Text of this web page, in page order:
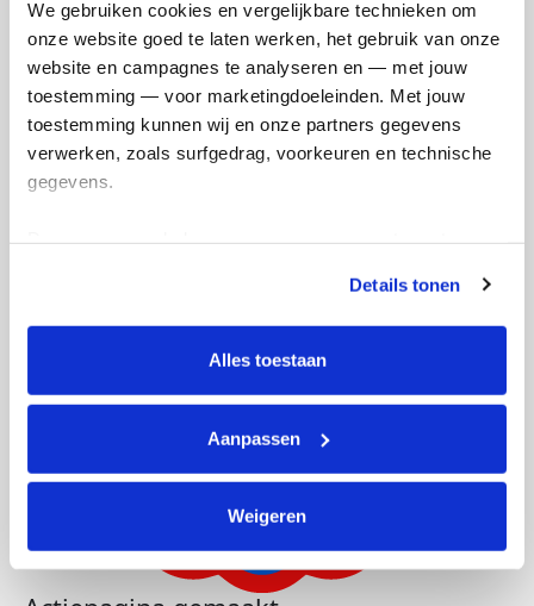
We gebruiken cookies en vergelijkbare technieken om
onze website goed te laten werken, het gebruik van onze
website en campagnes te analyseren en — met jouw
toestemming — voor marketingdoeleinden. Met jouw
toestemming kunnen wij en onze partners gegevens
verwerken, zoals surfgedrag, voorkeuren en technische
gegevens.
tonen. Je kunt je toestemming op elk moment wijzigen of
intrekken via Cookie instellingen onderaan de pagina. De
lijst met cookies is te vinden in het tabblad “details”.
Details tonen
Alles toestaan
Aanpassen
Weigeren
Vincent's badges